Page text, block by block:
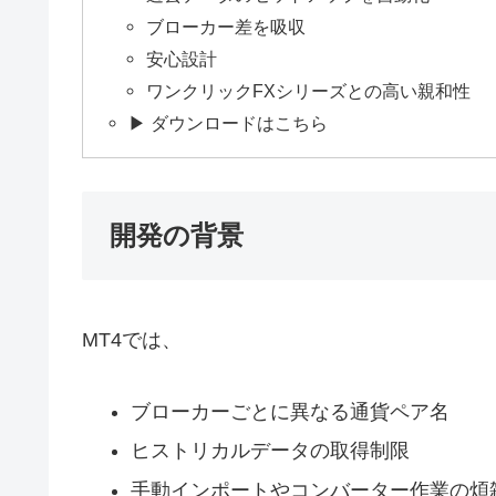
ブローカー差を吸収
安心設計
ワンクリックFXシリーズとの高い親和性
▶ ダウンロードはこちら
開発の背景
MT4では、
ブローカーごとに異なる通貨ペア名
ヒストリカルデータの取得制限
手動インポートやコンバーター作業の煩